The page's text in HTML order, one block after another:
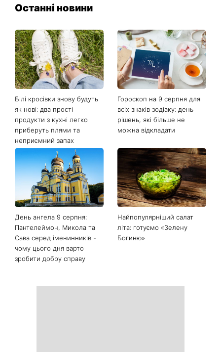
Останні новини
Білі кросівки знову будуть
як нові: два прості
продукти з кухні легко
приберуть плями та
неприємний запах
Гороскоп на 9 серпня для
всіх знаків зодіаку: день
рішень, які більше не
можна відкладати
День ангела 9 серпня:
Пантелеймон, Микола та
Сава серед іменинників -
чому цього дня варто
зробити добру справу
Найпопулярніший салат
літа: готуємо «Зелену
Богиню»